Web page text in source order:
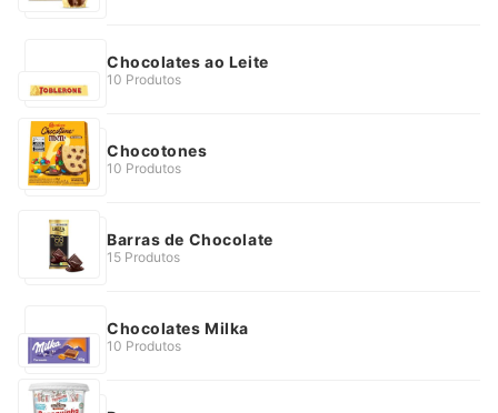
Chocolates ao Leite
10 Produtos
Chocotones
10 Produtos
Barras de Chocolate
15 Produtos
Chocolates Milka
10 Produtos